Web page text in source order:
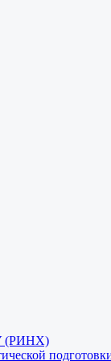
(РИНХ)